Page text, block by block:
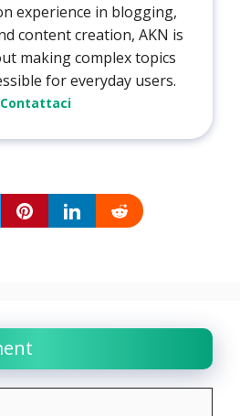
experience in blogging,
content creation, AKN is
making complex topics
for everyday users.
Contattaci